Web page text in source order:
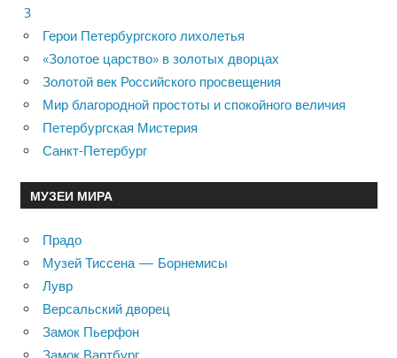
3
Герои Петербургского лихолетья
«Золотое царство» в золотых дворцах
Золотой век Российского просвещения
Мир благородной простоты и спокойного величия
Петербургская Мистерия
Санкт-Петербург
МУЗЕИ МИРА
Прадо
Музей Тиссена — Борнемисы
Лувр
Версальский дворец
Замок Пьерфон